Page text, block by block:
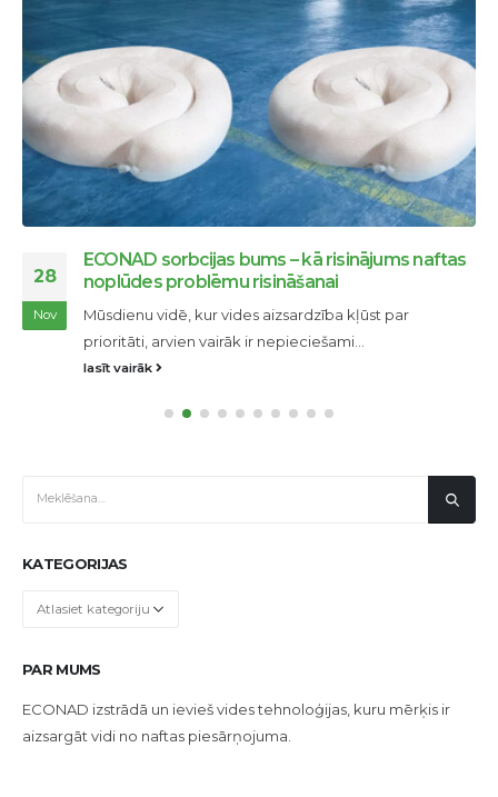
28
Nov
ECONAD sorbcijas bums – kā risinājums naftas
noplūdes problēmu risināšanai
Mūsdienu vidē, kur vides aizsardzība kļūst par
prioritāti, arvien vairāk ir nepieciešami...
lasīt vairāk
KATEGORIJAS
Kategorijas
PAR MUMS
ECONAD izstrādā un ievieš vides tehnoloģijas, kuru mērķis ir
aizsargāt vidi no naftas piesārņojuma.